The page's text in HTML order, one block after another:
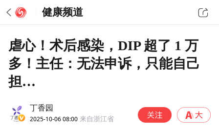
健康频道
虐心！术后感染，DIP 超了 1 万
多！主任：无法申诉，只能自己
担…
丁香园
2025-10-06 08:00 来自浙江省